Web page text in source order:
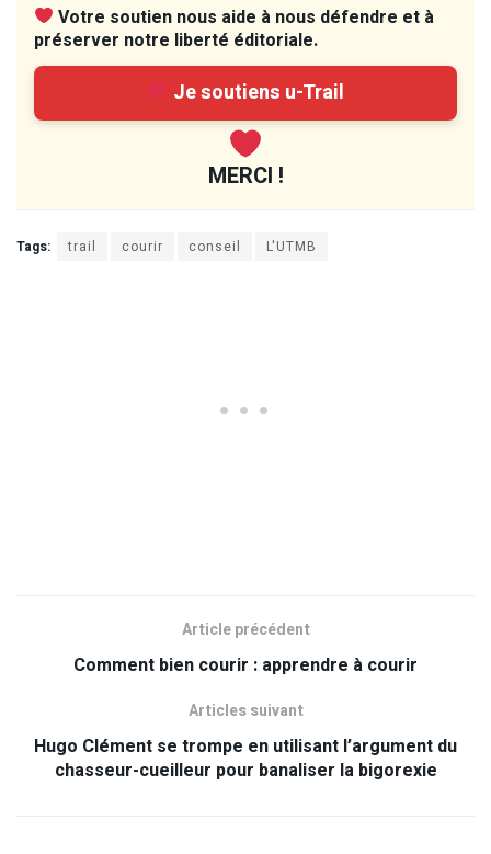
Votre soutien nous aide à nous défendre et à
préserver notre liberté éditoriale.
Je soutiens u-Trail
MERCI !
Tags: trail courir conseil L'UTMB
Article précédent
Comment bien courir : apprendre à courir
Articles suivant
Hugo Clément se trompe en utilisant l’argument du
chasseur-cueilleur pour banaliser la bigorexie